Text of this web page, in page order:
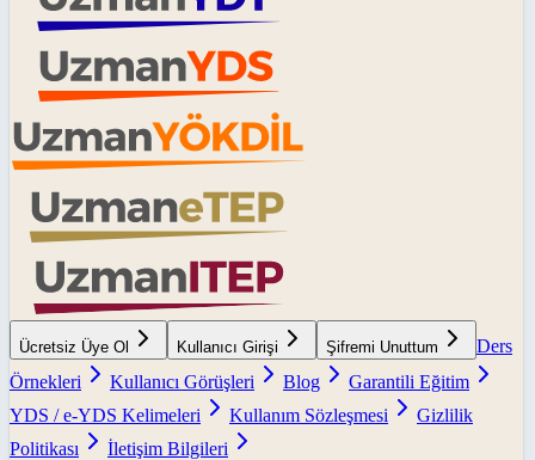
Ücretsiz Üye Ol Kullanıcı Girişi Şifremi Unuttum
Ders
Örnekleri
Kullanıcı Görüşleri Blog
Garantili Eğitim
YDS / e-YDS Kelimeleri
Kullanım Sözleşmesi
Gizlilik
Politikası
İletişim Bilgileri